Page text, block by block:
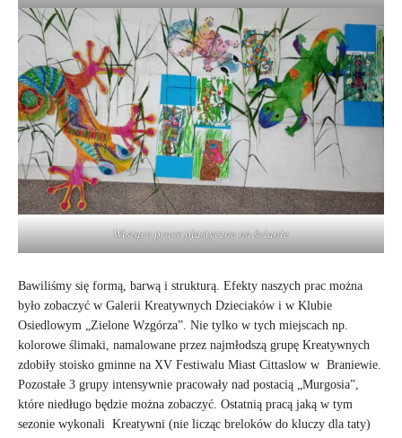
Wiszące prace plastyczne na ścianie
Bawiliśmy się formą, barwą i strukturą. Efekty naszych prac można
było zobaczyć w Galerii Kreatywnych Dzieciaków i w Klubie
Osiedlowym „Zielone Wzgórza”. Nie tylko w tych miejscach np.
kolorowe ślimaki, namalowane przez najmłodszą grupę Kreatywnych
zdobiły stoisko gminne na XV Festiwalu Miast Cittaslow w Braniewie.
Pozostałe 3 grupy intensywnie pracowały nad postacią „Murgosia”,
które niedługo będzie można zobaczyć. Ostatnią pracą jaką w tym
sezonie wykonali Kreatywni (nie licząc breloków do kluczy dla taty)